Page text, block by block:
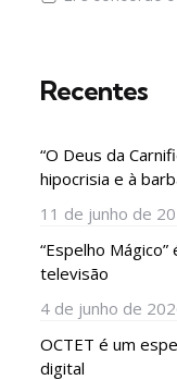
Recentes
“O Deus da
hipocrisia e à
11 de junho de
“Espelho
televisão
4 de junho de
OCTET é um
digital